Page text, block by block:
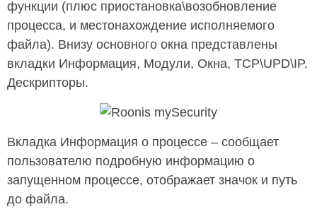
функции (плюс приостановка\возобновление
процесса, и местонахождение исполняемого
файла). Внизу основного окна представлены
вкладки Информация, Модули, Окна, TCP\UPD\IP,
Дескрипторы.
Вкладка Информация о процессе – сообщает
пользователю подробную информацию о
запущенном процессе, отображает значок и путь
до файла.